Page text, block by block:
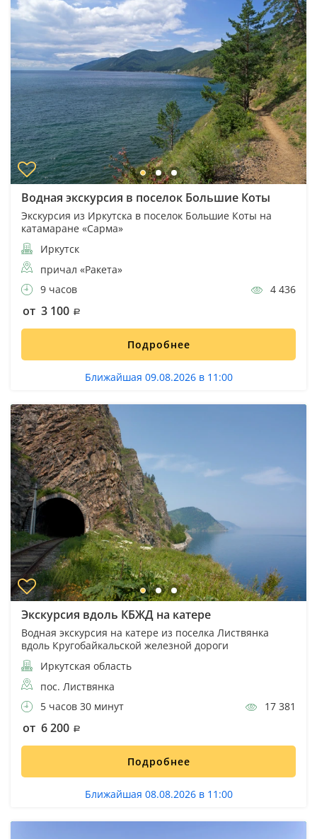
Водная экскурсия в поселок Большие Коты
Экскурсия из Иркутска в поселок Большие Коты на
катамаране «Сарма»
Иркутск
причал «Ракета»
9 часов
4 436
от 3 100
Подробнее
Ближайшая 09.08.2026 в 11:00
Экскурсия вдоль КБЖД на катере
Водная экскурсия на катере из поселка Листвянка
вдоль Кругобайкальской железной дороги
Иркутская область
пос. Листвянка
5 часов 30 минут
17 381
от 6 200
Подробнее
Ближайшая 08.08.2026 в 11:00